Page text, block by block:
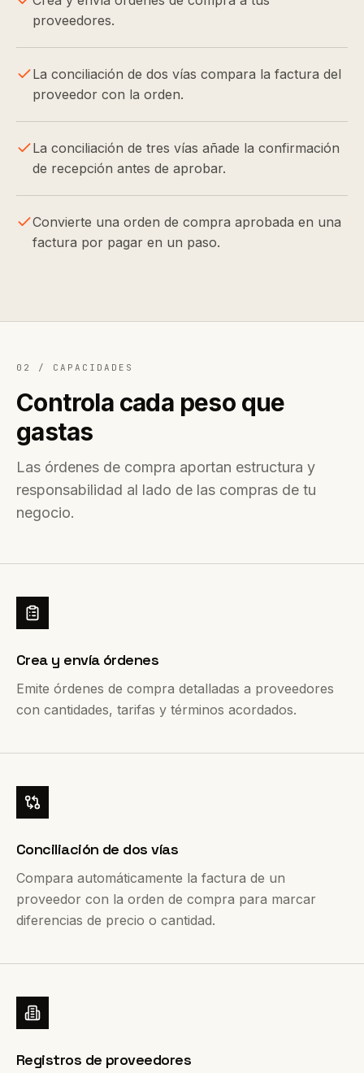
proveedores.
La conciliación de dos vías compara la factura del
proveedor con la orden.
La conciliación de tres vías añade la confirmación
de recepción antes de aprobar.
Convierte una orden de compra aprobada en una
factura por pagar en un paso.
02 / CAPACIDADES
Controla cada peso que
gastas
Las órdenes de compra aportan estructura y
responsabilidad al lado de las compras de tu
negocio.
Crea y envía órdenes
Emite órdenes de compra detalladas a proveedores
con cantidades, tarifas y términos acordados.
Conciliación de dos vías
Compara automáticamente la factura de un
proveedor con la orden de compra para marcar
diferencias de precio o cantidad.
Registros de proveedores